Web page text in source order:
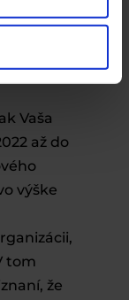
tom
že
Vaša
až do
výške
tom
že